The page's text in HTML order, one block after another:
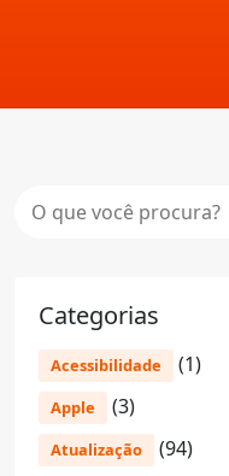
Categorias
Acessibilidade (1)
Apple (3)
Atualização (94)